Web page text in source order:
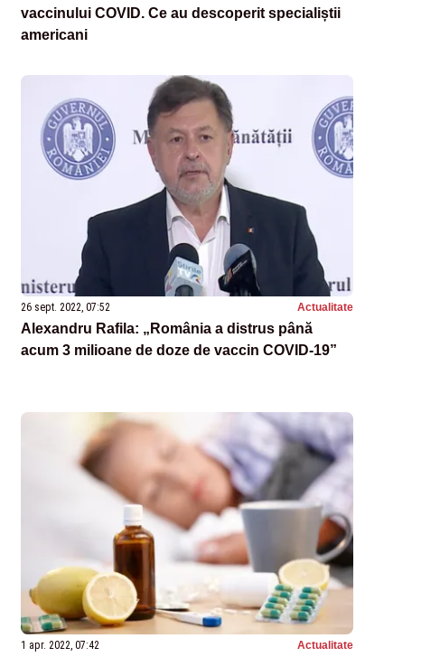
vaccinului COVID. Ce au descoperit specialiștii
americani
26 sept. 2022, 07:52 Actualitate
Alexandru Rafila: „România a distrus până
acum 3 milioane de doze de vaccin COVID-19”
1 apr. 2022, 07:42 Actualitate